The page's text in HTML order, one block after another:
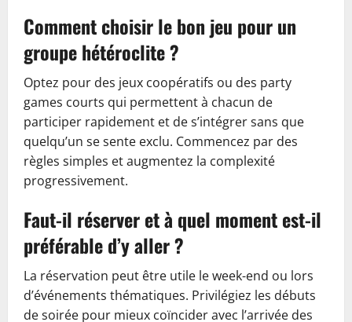
Comment choisir le bon jeu pour un
groupe hétéroclite ?
Optez pour des jeux coopératifs ou des party
games courts qui permettent à chacun de
participer rapidement et de s’intégrer sans que
quelqu’un se sente exclu. Commencez par des
règles simples et augmentez la complexité
progressivement.
Faut-il réserver et à quel moment est-il
préférable d’y aller ?
La réservation peut être utile le week-end ou lors
d’événements thématiques. Privilégiez les débuts
de soirée pour mieux coïncider avec l’arrivée des